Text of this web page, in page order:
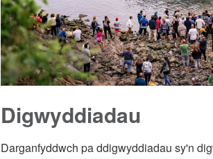
Digwyddiadau
Darganfyddwch pa ddigwyddiadau sy'n